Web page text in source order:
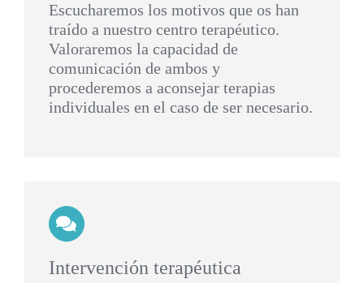
Escucharemos los motivos que os han
traído a nuestro centro terapéutico.
Valoraremos la capacidad de
comunicación de ambos y
procederemos a aconsejar terapias
individuales en el caso de ser necesario.
Intervención terapéutica